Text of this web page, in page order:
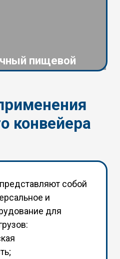
пищевой
конвейера
собой
и
для